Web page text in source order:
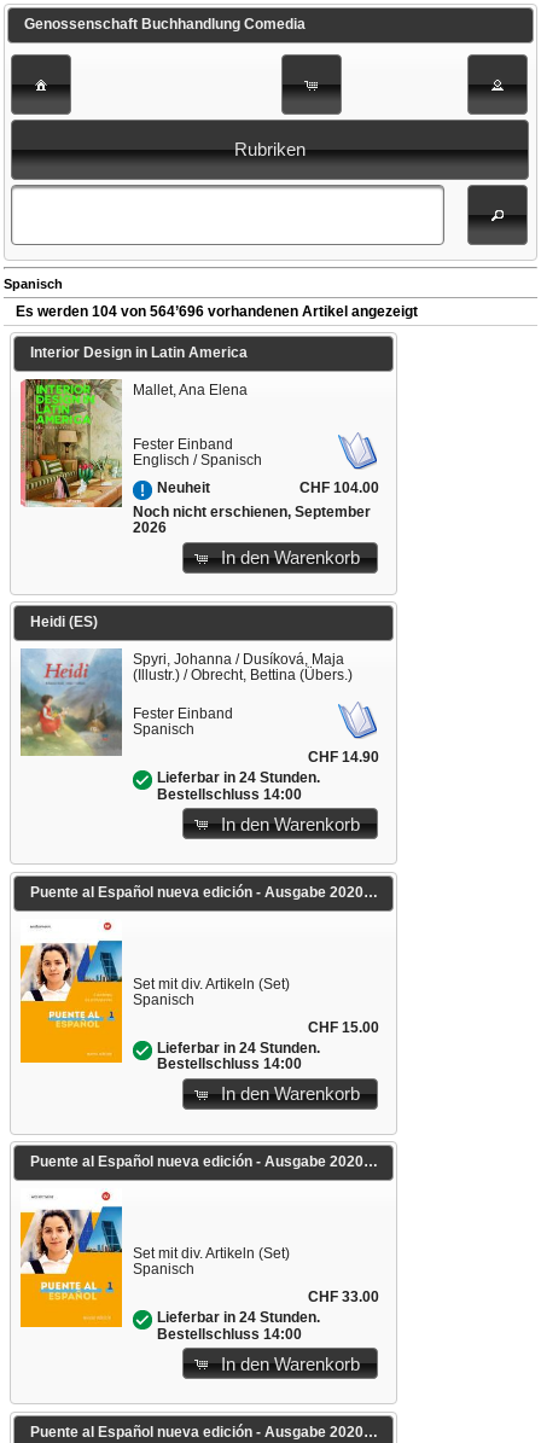
Genossenschaft Buchhandlung Comedia
Rubriken
Spanisch
Es werden 104 von 564’696 vorhandenen Artikel angezeigt
Interior Design in Latin America
Mallet, Ana Elena
Fester Einband
Englisch / Spanisch
Neuheit
CHF 104.00
Noch nicht erschienen, September
2026
In den Warenkorb
Heidi (ES)
Spyri, Johanna / Dusíková, Maja
(Illustr.) / Obrecht, Bettina (Übers.)
Fester Einband
Spanisch
CHF 14.90
Lieferbar in 24 Stunden.
Bestellschluss 14:00
In den Warenkorb
Puente al Español nueva edición - Ausgabe 2020
Set mit div. Artikeln (Set)
Spanisch
CHF 15.00
Lieferbar in 24 Stunden.
Bestellschluss 14:00
In den Warenkorb
Puente al Español nueva edición - Ausgabe 2020
Set mit div. Artikeln (Set)
Spanisch
CHF 33.00
Lieferbar in 24 Stunden.
Bestellschluss 14:00
In den Warenkorb
Puente al Español nueva edición - Ausgabe 2020